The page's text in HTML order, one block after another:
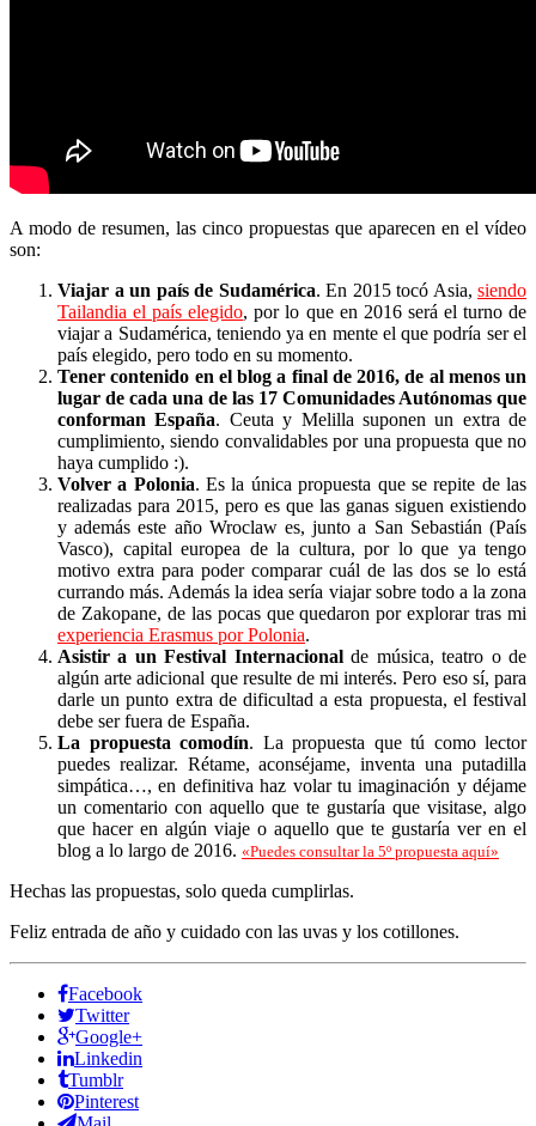
A modo de resumen, las cinco propuestas que aparecen en el vídeo
son:
Viajar a un país de Sudamérica. En 2015 tocó Asia, siendo
Tailandia el país elegido, por lo que en 2016 será el turno de
viajar a Sudamérica, teniendo ya en mente el que podría ser el
país elegido, pero todo en su momento.
Tener contenido en el blog a final de 2016, de al menos un
lugar de cada una de las 17 Comunidades Autónomas que
conforman España. Ceuta y Melilla suponen un extra de
cumplimiento, siendo convalidables por una propuesta que no
haya cumplido :).
Volver a Polonia. Es la única propuesta que se repite de las
realizadas para 2015, pero es que las ganas siguen existiendo
y además este año Wroclaw es, junto a San Sebastián (País
Vasco), capital europea de la cultura, por lo que ya tengo
motivo extra para poder comparar cuál de las dos se lo está
currando más. Además la idea sería viajar sobre todo a la zona
de Zakopane, de las pocas que quedaron por explorar tras mi
experiencia Erasmus por Polonia.
Asistir a un Festival Internacionalde música, teatro o de
algún arte adicional que resulte de mi interés. Pero eso sí, para
darle un punto extra de dificultad a esta propuesta, el festival
debe ser fuera de España.
La propuesta comodín. La propuesta que tú como lector
puedes realizar. Rétame, aconséjame, inventa una putadilla
simpática…, en definitiva haz volar tu imaginación y déjame
un comentario con aquello que te gustaría que visitase, algo
que hacer en algún viaje o aquello que te gustaría ver en el
blog a lo largo de 2016. «Puedes consultar la 5º propuesta aquí»
Hechas las propuestas, solo queda cumplirlas.
Feliz entrada de año y cuidado con las uvas y los cotillones.
Facebook
Twitter
Google+
Linkedin
Tumblr
Pinterest